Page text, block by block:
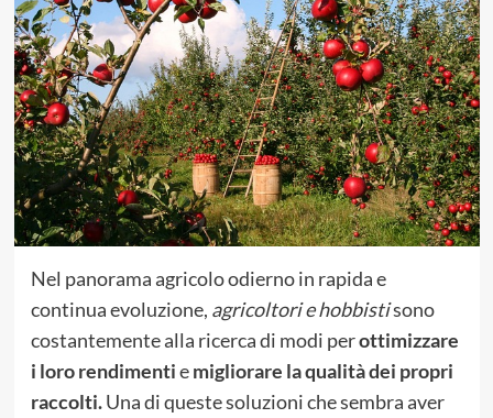
Nel panorama agricolo odierno in rapida e
continua evoluzione, agricoltori e hobbistisono
costantemente alla ricerca di modi perottimizzare
i loro rendimentiemigliorare la qualità dei propri
raccolti.Una di queste soluzioni che sembra aver